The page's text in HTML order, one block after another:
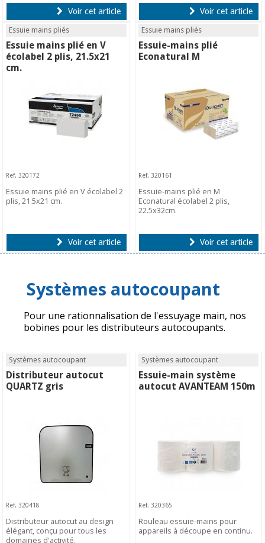
Voir cet article Voir cet article
Essuie mains pliés
Essuie mains plié en V
écolabel 2 plis, 21.5x21
cm.
Ref. 320172
Essuie mains plié en V écolabel 2
plis, 21.5x21 cm.
Voir cet article
Essuie mains pliés
Essuie-mains plié
Econatural M
Ref. 320161
Essuie-mains plié en M
Econatural écolabel 2 plis,
22.5x32cm.
Voir cet article
Systèmes autocoupant
Pour une rationnalisation de l'essuyage main, nos
bobines pour les distributeurs autocoupants.
Systèmes autocoupant
Distributeur autocut
QUARTZ gris
Ref. 320418
Distributeur autocut au design
élégant, conçu pour tous les
domaines d'activité.
Systèmes autocoupant
Essuie-main système
autocut AVANTEAM 150m
Ref. 320365
Rouleau essuie-mains pour
appareils à découpe en continu.